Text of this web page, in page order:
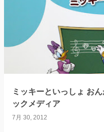
ミッキーといっしょ お
ックメディア
7月 30, 2012